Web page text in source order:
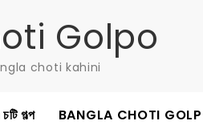
Golpo
bangla choti kahini
গল্প BANGLA CHOTI